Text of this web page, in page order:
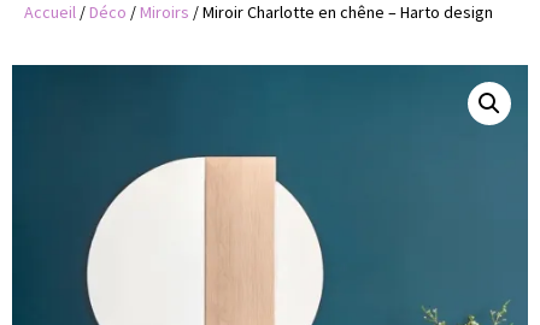
Accueil /Déco /Miroirs / Miroir Charlotte en chêne – Harto design